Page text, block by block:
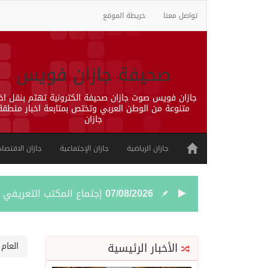
تواصل معنا خريطة الموقع
صحيفة جازان فويس
جازان فويس صوت جازان صحيفة الكترونية تهتم بنقل
متنوعة من الوطن العربي وتختص بمتابعة اخبار
جازان
جازان الرياضية جازان الإجتماعية جازان
07/08/2026 إجتماع المكتب التعريفي
الأخبار الرئيسية العام